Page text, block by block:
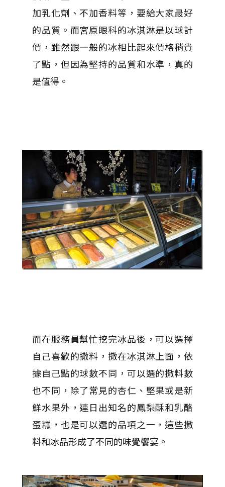
加乳化劑、不加香料等，要給大家最好
的品質。而宮原眼科的冰淇淋是以球計
價，雖然跟一般的冰相比起來價格稍貴
了點，但因為堅持的品質和水準，真的
是值得。
而在服務員幫忙挖完冰品後，可以選擇
自己喜歡的撒料，撒在冰淇淋上面，依
據自己點的球數不同，可以選的撒料數
也不同，除了常見的杏仁、堅果或是新
鮮水果外，連日出知名的鳳梨酥和乳酪
蛋糕，也是可以選的品項之一，這些撒
料和冰品形成了不同的味覺饗宴。